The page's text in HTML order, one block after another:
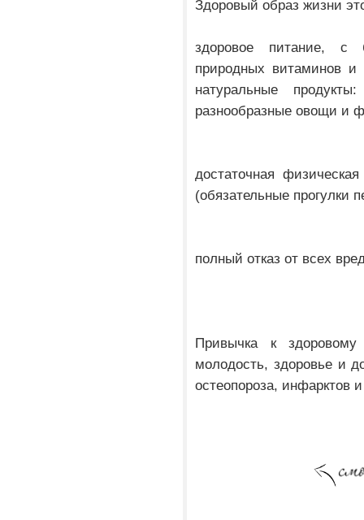
Здоровый образ жизни
здоровое питание, с
природных витаминов и
натуральные
разнообразные овощи и
достаточная
(обязательные прогулки
полный отказ от всех
Привычка к
молодость, здоровье и
остеопороза, инфарктов